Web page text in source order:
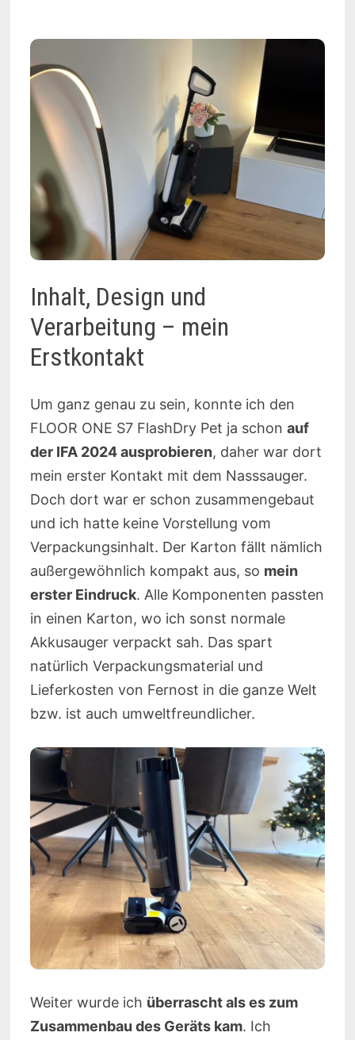
Inhalt, Design und
Verarbeitung – mein
Erstkontakt
Um ganz genau zu sein, konnte ich den
FLOOR ONE S7 FlashDry Pet ja schon auf
der IFA 2024 ausprobieren, daher war dort
mein erster Kontakt mit dem Nasssauger.
Doch dort war er schon zusammengebaut
und ich hatte keine Vorstellung vom
Verpackungsinhalt. Der Karton fällt nämlich
außergewöhnlich kompakt aus, so mein
erster Eindruck. Alle Komponenten passten
in einen Karton, wo ich sonst normale
Akkusauger verpackt sah. Das spart
natürlich Verpackungsmaterial und
Lieferkosten von Fernost in die ganze Welt
bzw. ist auch umweltfreundlicher.
Weiter wurde ich überrascht als es zum
Zusammenbau des Geräts kam. Ich